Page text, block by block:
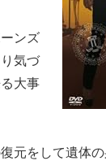
ンズ
気づ
大事
元をして遺体